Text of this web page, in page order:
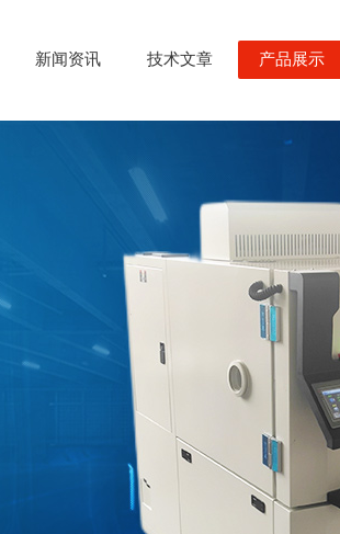
新闻资讯 技术文章 产品展示